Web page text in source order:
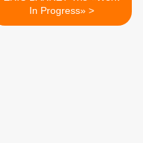
In Progress» >